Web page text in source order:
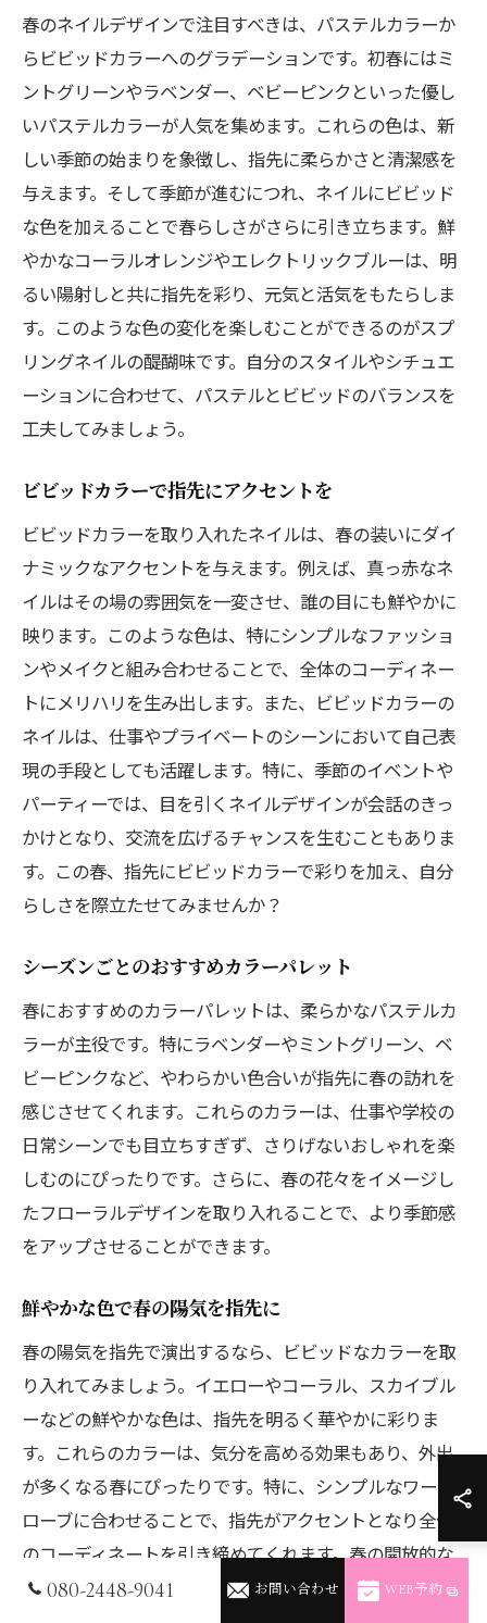
春のネイルデザインで注目すべきは、パステルカラーか
らビビッドカラーへのグラデーションです。初春にはミ
ントグリーンやラベンダー、ベビーピンクといった優し
いパステルカラーが人気を集めます。これらの色は、新
しい季節の始まりを象徴し、指先に柔らかさと清潔感を
与えます。そして季節が進むにつれ、ネイルにビビッド
な色を加えることで春らしさがさらに引き立ちます。鮮
やかなコーラルオレンジやエレクトリックブルーは、明
るい陽射しと共に指先を彩り、元気と活気をもたらしま
す。このような色の変化を楽しむことができるのがスプ
リングネイルの醍醐味です。自分のスタイルやシチュエ
ーションに合わせて、パステルとビビッドのバランスを
工夫してみましょう。
ビビッドカラーで指先にアクセントを
ビビッドカラーを取り入れたネイルは、春の装いにダイ
ナミックなアクセントを与えます。例えば、真っ赤なネ
イルはその場の雰囲気を一変させ、誰の目にも鮮やかに
映ります。このような色は、特にシンプルなファッショ
ンやメイクと組み合わせることで、全体のコーディネー
トにメリハリを生み出します。また、ビビッドカラーの
ネイルは、仕事やプライベートのシーンにおいて自己表
現の手段としても活躍します。特に、季節のイベントや
パーティーでは、目を引くネイルデザインが会話のきっ
かけとなり、交流を広げるチャンスを生むこともありま
す。この春、指先にビビッドカラーで彩りを加え、自分
らしさを際立たせてみませんか？
シーズンごとのおすすめカラーパレット
春におすすめのカラーパレットは、柔らかなパステルカ
ラーが主役です。特にラベンダーやミントグリーン、ベ
ビーピンクなど、やわらかい色合いが指先に春の訪れを
感じさせてくれます。これらのカラーは、仕事や学校の
日常シーンでも目立ちすぎず、さりげないおしゃれを楽
しむのにぴったりです。さらに、春の花々をイメージし
たフローラルデザインを取り入れることで、より季節感
をアップさせることができます。
鮮やかな色で春の陽気を指先に
春の陽気を指先で演出するなら、ビビッドなカラーを取
り入れてみましょう。イエローやコーラル、スカイブル
ーなどの鮮やかな色は、指先を明るく華やかに彩りま
す。これらのカラーは、気分を高める効果もあり、外出
が多くなる春にぴったりです。特に、シンプルなワード
ローブに合わせることで、指先がアクセントとなり全体
のコーディネートを引き締めてくれます。春の開放的な
雰囲気をネイルで楽しんでみてください。
080-2448-9041 お問い合わせ WEB予約